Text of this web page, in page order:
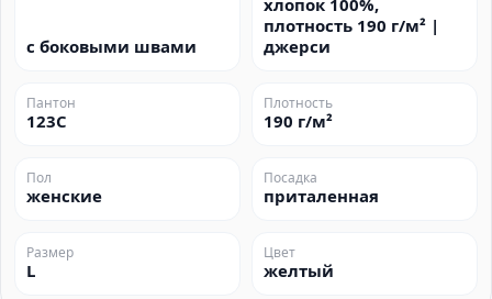
с боковыми швами
хлопок 100%,
плотность 190 г/м² |
джерси
Пантон
123C
Плотность
190 г/м²
Пол
женские
Посадка
приталенная
Размер
L
Цвет
желтый